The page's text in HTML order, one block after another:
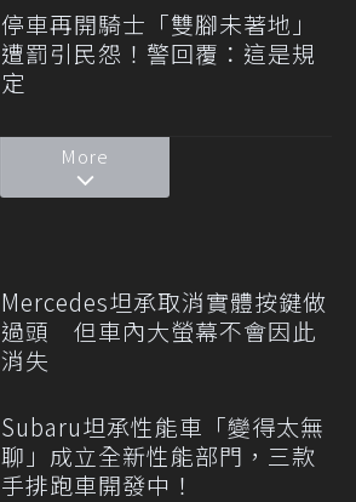
停車再開騎士「雙腳未著地」
遭罰引民怨！警回覆：這是規
定
More
Mercedes坦承取消實體按鍵做
過頭 但車內大螢幕不會因此
消失
Subaru坦承性能車「變得太無
聊」成立全新性能部門，三款
手排跑車開發中！